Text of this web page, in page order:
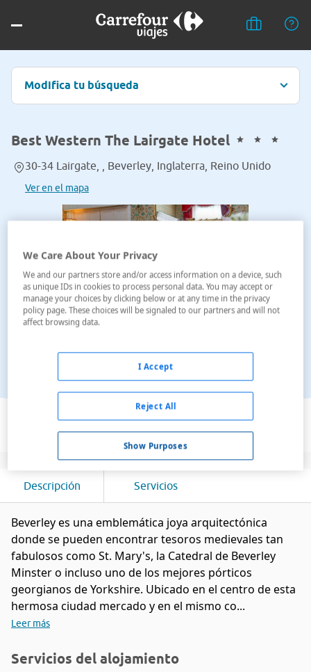
Modifica tu búsqueda
Best Western The Lairgate Hotel
30-34 Lairgate, , Beverley, Inglaterra, Reino Unido
Ver en el mapa
Ver en el mapa
Descripción Servicios
Beverley es una emblemática joya arquitectónica
donde se pueden encontrar tesoros medievales tan
fabulosos como St. Mary's, la Catedral de Beverley
Minster o incluso uno de los mejores pórticos
georgianos de Yorkshire. Ubicado en el centro de esta
hermosa ciudad mercado y en el mismo co...
Leer más
Servicios del alojamiento
We Care About Your Privacy
We and our partners store and/or access information on a device, such
as unique IDs in cookies to process personal data. You may accept or
manage your choices by clicking below or at any time in the privacy
policy page. These choices will be signaled to our partners and will not
affect browsing data.
Show Purposes
Reject All
I Accept